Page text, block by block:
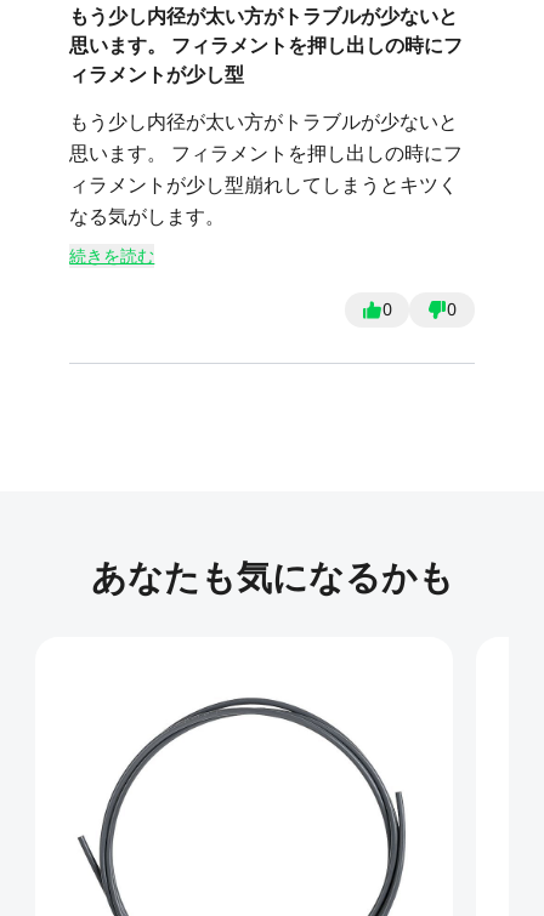
もう少し内径が太い方がトラブルが少ないと
思います。 フィラメントを押し出しの時にフ
ィラメントが少し型
もう少し内径が太い方がトラブルが少ないと
思います。 フィラメントを押し出しの時にフ
ィラメントが少し型崩れしてしまうとキツく
なる気がします。
続きを読む
0 0
あなたも気になるかも